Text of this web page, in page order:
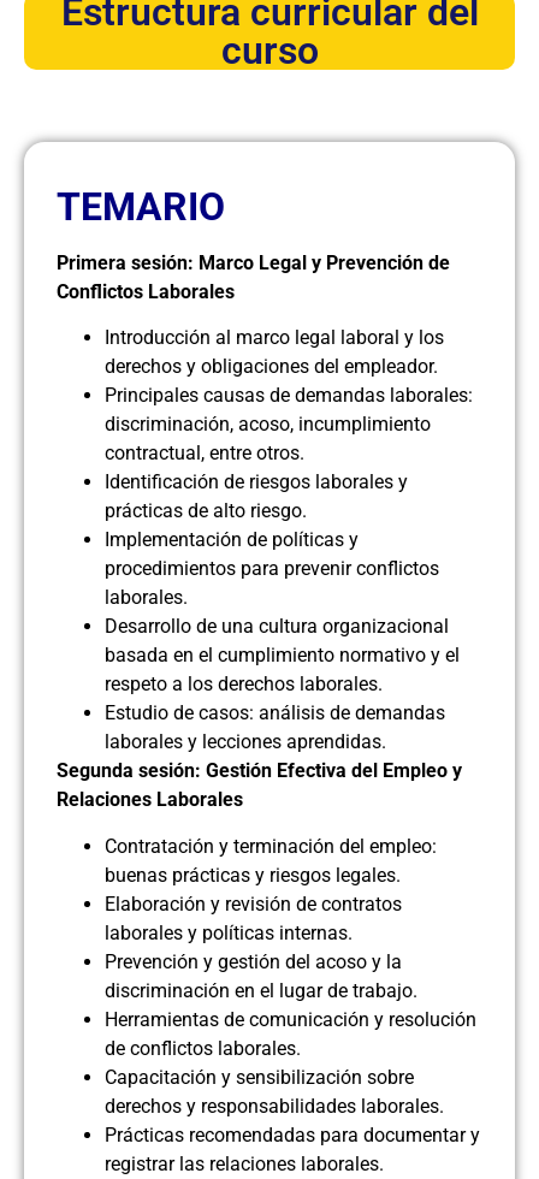
Estructura curricular del
curso
TEMARIO
Primera sesión: Marco Legal y Prevención de
Conflictos Laborales
Introducción al marco legal laboral y los
derechos y obligaciones del empleador.
Principales causas de demandas laborales:
discriminación, acoso, incumplimiento
contractual, entre otros.
Identificación de riesgos laborales y
prácticas de alto riesgo.
Implementación de políticas y
procedimientos para prevenir conflictos
laborales.
Desarrollo de una cultura organizacional
basada en el cumplimiento normativo y el
respeto a los derechos laborales.
Estudio de casos: análisis de demandas
laborales y lecciones aprendidas.
Segunda sesión: Gestión Efectiva del Empleo y
Relaciones Laborales
Contratación y terminación del empleo:
buenas prácticas y riesgos legales.
Elaboración y revisión de contratos
laborales y políticas internas.
Prevención y gestión del acoso y la
discriminación en el lugar de trabajo.
Herramientas de comunicación y resolución
de conflictos laborales.
Capacitación y sensibilización sobre
derechos y responsabilidades laborales.
Prácticas recomendadas para documentar y
registrar las relaciones laborales.